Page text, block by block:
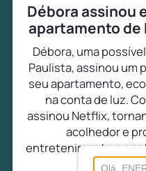
Débora assinou
apartamento de
Débora, uma
Paulista, assinou um
seu apartamento,
na conta de luz.
assinou Netflix,
acolhedor e
entretenimento e